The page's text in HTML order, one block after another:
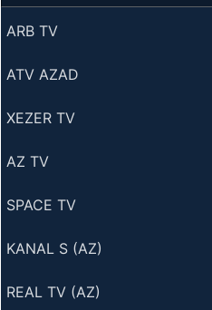
ARB TV
ATV AZAD
XEZER TV
AZ TV
SPACE TV
KANAL S (AZ)
REAL TV (AZ)